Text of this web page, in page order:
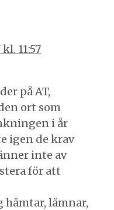
11:57
på AT,
ort som
i år
igen de krav
inte av
för att
hämtar, lämnar,